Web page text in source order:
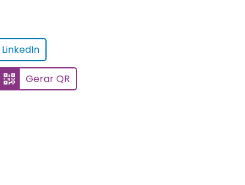
LinkedIn
Gerar QR